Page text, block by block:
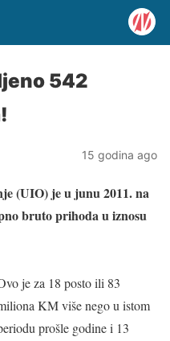
542
15 godina ago
(UIO) je u junu 2011. na
bruto prihoda u iznosu
je za 18 posto ili 83
KM više nego u istom
prošle godine i 13